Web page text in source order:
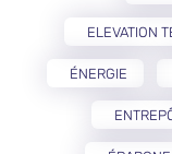
ELEVATION
ÉNERGIE